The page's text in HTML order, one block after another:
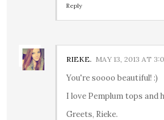
Reply
RIEKE. MAY 13, 2013 AT
You're soooo beautiful! :)
I love Pemplum tops and
Greets, Rieke.